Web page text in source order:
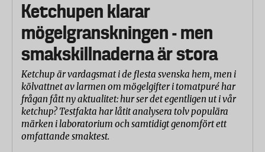
Ketchupen klarar
mögelgranskningen - men
smakskillnaderna är stora
Ketchup är vardagsmat i de flesta svenska hem, men i
kölvattnet av larmen om mögelgifter i tomatpuré har
frågan fått ny aktualitet: hur ser det egentligen ut i vår
ketchup? Testfakta har låtit analysera tolv populära
märken i laboratorium och samtidigt genomfört ett
omfattande smaktest.